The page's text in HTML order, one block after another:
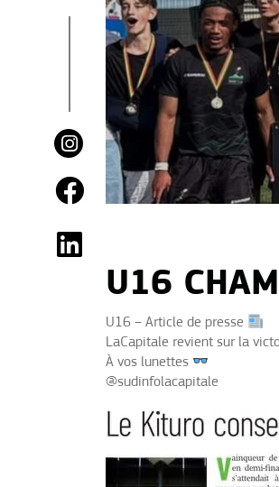
U16
U16 – Article de presse
LaCapitale revient sur la
À vos lunettes
@sudinfolacapitale